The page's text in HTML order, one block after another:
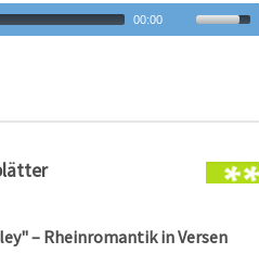
00:00
– Rheinromantik in Versen